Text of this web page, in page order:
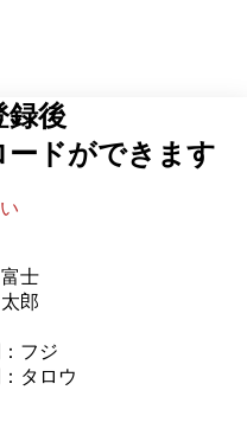
録後
ドができます
士
郎
フジ
タロウ